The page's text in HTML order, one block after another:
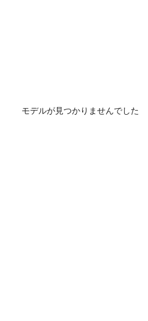
モデルが見つかりませんでした